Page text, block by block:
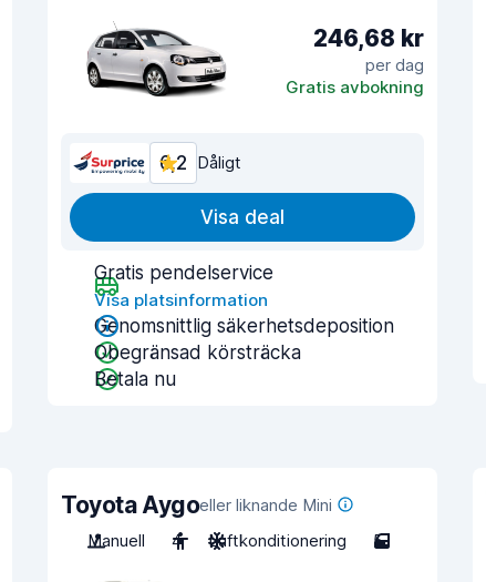
246,68 kr
per dag
Gratis avbokning
6,2 Dåligt
Visa deal
Gratis pendelservice
Visa platsinformation
Genomsnittlig säkerhetsdeposition
Obegränsad körsträcka
Betala nu
Toyota Aygoeller liknande Mini
Manuell
4 Luftkonditionering 5